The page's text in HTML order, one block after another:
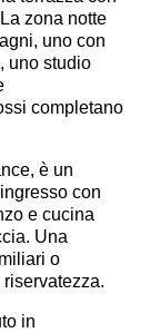
zona notte
uno con
uno studio
completano
è un
con
e cucina
Una
o
in